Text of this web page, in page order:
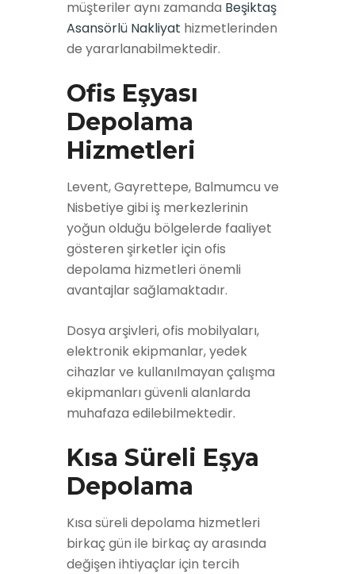
müşteriler aynı zamanda Beşiktaş
Asansörlü Nakliyat hizmetlerinden
de yararlanabilmektedir.
Ofis Eşyası
Depolama
Hizmetleri
Levent, Gayrettepe, Balmumcu ve
Nisbetiye gibi iş merkezlerinin
yoğun olduğu bölgelerde faaliyet
gösteren şirketler için ofis
depolama hizmetleri önemli
avantajlar sağlamaktadır.
Dosya arşivleri, ofis mobilyaları,
elektronik ekipmanlar, yedek
cihazlar ve kullanılmayan çalışma
ekipmanları güvenli alanlarda
muhafaza edilebilmektedir.
Kısa Süreli Eşya
Depolama
Kısa süreli depolama hizmetleri
birkaç gün ile birkaç ay arasında
değişen ihtiyaçlar için tercih